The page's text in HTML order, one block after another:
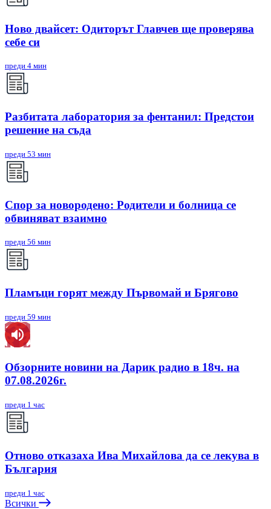
Ново двайсет: Одиторът Главчев ще проверява
себе си
преди 4 мин
Разбитата лаборатория за фентанил: Предстои
решение на съда
преди 53 мин
Спор за новородено: Родители и болница се
обвиняват взаимно
преди 56 мин
Пламъци горят между Първомай и Брягово
преди 59 мин
Обзорните новини на Дарик радио в 18ч. на
07.08.2026г.
преди 1 час
Отново отказаха Ива Михайлова да се лекува в
България
преди 1 час
Всички